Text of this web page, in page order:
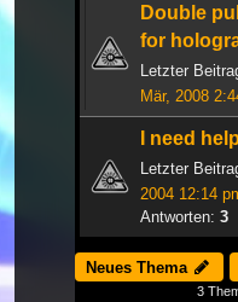
Double
for
Letzter
Mär, 2008
I need help
Letzter
2004 12:14
Antworten: 3
Neues Thema
3